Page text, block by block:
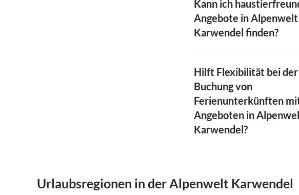
Kann ich
Angebote in Alpenwelt
Karwendel finden?
Hilft Flexibilität bei der
Buchung von
Ferienunterkünften
Angeboten in
Karwendel?
Urlaubsregionen in der Alpenwelt Karwendel